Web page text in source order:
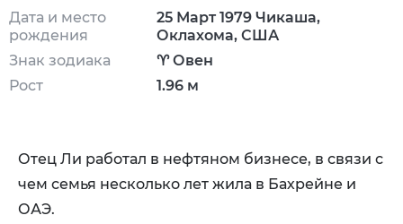
Дата и место
рождения
Знак зодиака
Рост
25 Март 1979 Чикаша,
Оклахома, США
♈ Овен
1.96 м
Отец Ли работал в нефтяном бизнесе, в связи с
чем семья несколько лет жила в Бахрейне и
ОАЭ.